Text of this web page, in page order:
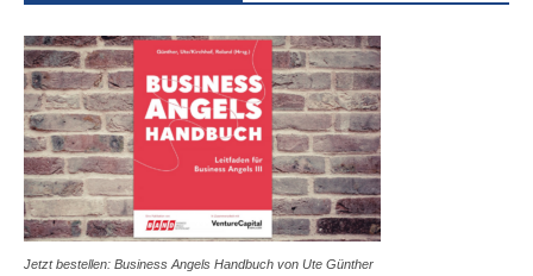
Jetzt bestellen: Business Angels Handbuch von Ute Günther